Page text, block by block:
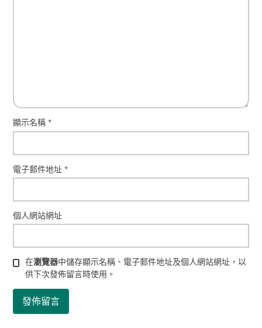
顯示名稱*
電子郵件地址*
個人網站網址
在瀏覽器中儲存顯示名稱、電子郵件地址及個人網站網址，以
供下次發佈留言時使用。